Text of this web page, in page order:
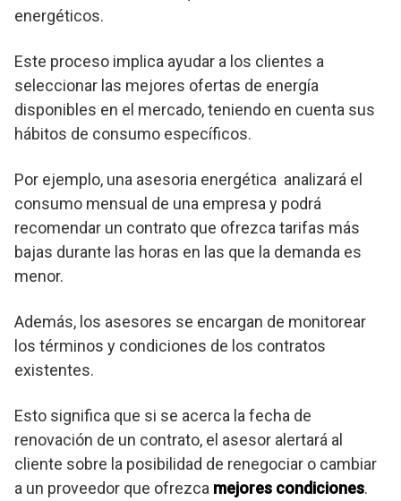
energéticos.
Este proceso implica ayudar a los clientes a
seleccionar las mejores ofertas de energía
disponibles en el mercado, teniendo en cuenta sus
hábitos de consumo específicos.
Por ejemplo, una asesoria energética analizará el
consumo mensual de una empresa y podrá
recomendar un contrato que ofrezca tarifas más
bajas durante las horas en las que la demanda es
menor.
Además, los asesores se encargan de monitorear
los términos y condiciones de los contratos
existentes.
Esto significa que si se acerca la fecha de
renovación de un contrato, el asesor alertará al
cliente sobre la posibilidad de renegociar o cambiar
a un proveedor que ofrezca mejores condiciones.